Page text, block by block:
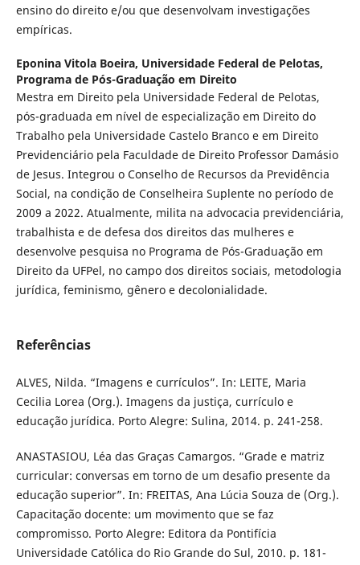
ensino do direito e/ou que desenvolvam investigações
empíricas.
Eponina Vitola Boeira, Universidade Federal de Pelotas,
Programa de Pós-Graduação em Direito
Mestra em Direito pela Universidade Federal de Pelotas,
pós-graduada em nível de especialização em Direito do
Trabalho pela Universidade Castelo Branco e em Direito
Previdenciário pela Faculdade de Direito Professor Damásio
de Jesus. Integrou o Conselho de Recursos da Previdência
Social, na condição de Conselheira Suplente no período de
2009 a 2022. Atualmente, milita na advocacia previdenciária,
trabalhista e de defesa dos direitos das mulheres e
desenvolve pesquisa no Programa de Pós-Graduação em
Direito da UFPel, no campo dos direitos sociais, metodologia
jurídica, feminismo, gênero e decolonialidade.
Referências
ALVES, Nilda. “Imagens e currículos”. In: LEITE, Maria
Cecilia Lorea (Org.). Imagens da justiça, currículo e
educação jurídica. Porto Alegre: Sulina, 2014. p. 241-258.
ANASTASIOU, Léa das Graças Camargos. “Grade e matriz
curricular: conversas em torno de um desafio presente da
educação superior”. In: FREITAS, Ana Lúcia Souza de (Org.).
Capacitação docente: um movimento que se faz
compromisso. Porto Alegre: Editora da Pontifícia
Universidade Católica do Rio Grande do Sul, 2010. p. 181-